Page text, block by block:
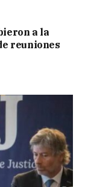
a la
reuniones